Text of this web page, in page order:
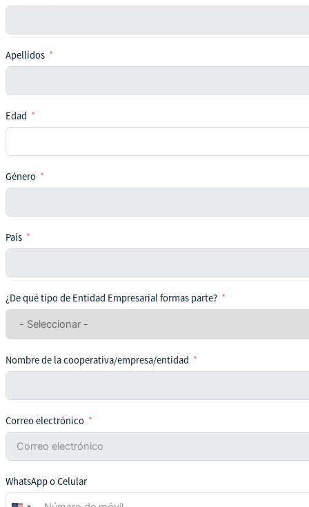
Apellidos
Edad
Género
País
¿De qué tipo de Entidad Empresarial formas parte?
Nombre de la cooperativa/empresa/entidad
Correo electrónico
WhatsApp o Celular